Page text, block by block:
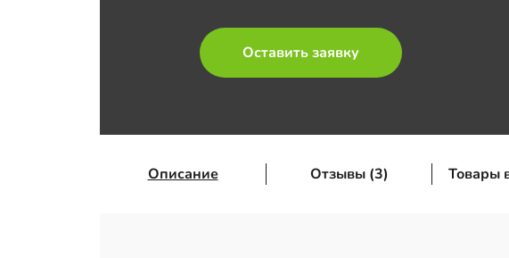
Оставить заявку
Описание Отзывы (3) Товары